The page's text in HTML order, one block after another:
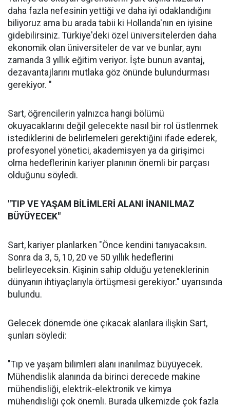
daha fazla nefesinin yettiği ve daha iyi odaklandığını
biliyoruz ama bu arada tabii ki Hollanda'nın en iyisine
gidebilirsiniz. Türkiye'deki özel üniversitelerden daha
ekonomik olan üniversiteler de var ve bunlar, aynı
zamanda 3 yıllık eğitim veriyor. İşte bunun avantaj,
dezavantajlarını mutlaka göz önünde bulundurması
gerekiyor. "
Sart, öğrencilerin yalnızca hangi bölümü
okuyacaklarını değil gelecekte nasıl bir rol üstlenmek
istediklerini de belirlemeleri gerektiğini ifade ederek,
profesyonel yönetici, akademisyen ya da girişimci
olma hedeflerinin kariyer planının önemli bir parçası
olduğunu söyledi.
"TIP VE YAŞAM BİLİMLERİ ALANI İNANILMAZ
BÜYÜYECEK"
Sart, kariyer planlarken "Önce kendini tanıyacaksın.
Sonra da 3, 5, 10, 20 ve 50 yıllık hedeflerini
belirleyeceksin. Kişinin sahip olduğu yeteneklerinin
dünyanın ihtiyaçlarıyla örtüşmesi gerekiyor." uyarısında
bulundu.
Gelecek dönemde öne çıkacak alanlara ilişkin Sart,
şunları söyledi:
"Tıp ve yaşam bilimleri alanı inanılmaz büyüyecek.
Mühendislik alanında da birinci derecede makine
mühendisliği, elektrik-elektronik ve kimya
mühendisliği çok önemli. Burada ülkemizde çok fazla